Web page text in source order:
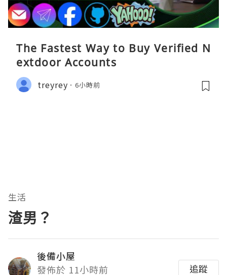
The Fastest Way to Buy Verified N
extdoor Accounts
treyrey 6小時前
生活
渣男？
後備小屋
發佈於 11小時前
追蹤